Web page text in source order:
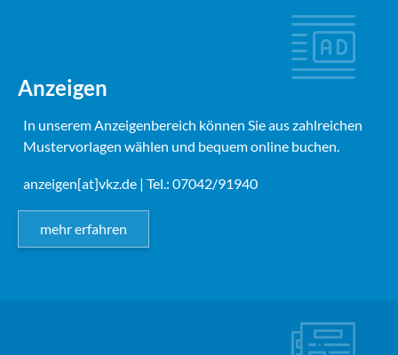
Anzeigen
In unserem Anzeigenbereich können Sie aus zahlreichen
Mustervorlagen wählen und bequem online buchen.
anzeigen[at]vkz.de | Tel.: 07042/91940
mehr erfahren